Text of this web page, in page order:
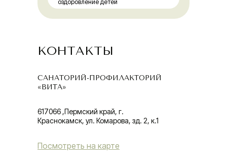
оздоровление детей
КОНТАКТЫ
617066 ,Пермский край, г.
Краснокамск, ул. Комарова, зд. 2, к.1
САНАТОРИЙ-ПРОФИЛАКТОРИЙ
«ВИТА»
Посмотреть на карте